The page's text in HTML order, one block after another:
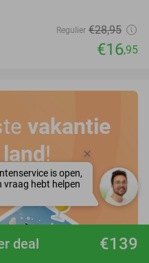
€139
deal
Regulier €28,95
€16,95
vakantie
!